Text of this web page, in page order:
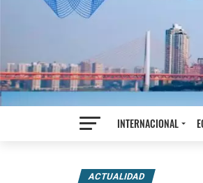
INTERNACIONAL
ACTUALIDAD